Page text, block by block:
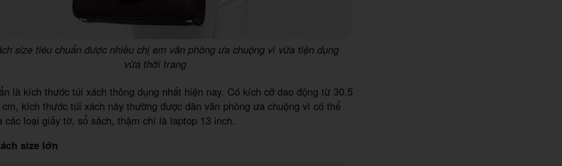
size tiêu chuẩn được nhiều chị em văn phòng ưa chuộng vì vừa tiện dụng
vừa thời trang
là kích thước túi xách thông dụng nhất hiện nay. Có kích cỡ dao động từ 30.5
kích thước túi xách này thường được dân văn phòng ưa chuộng vì có thể
các loại giấy tờ, sổ sách, thậm chí là laptop 13 inch.
size lớn